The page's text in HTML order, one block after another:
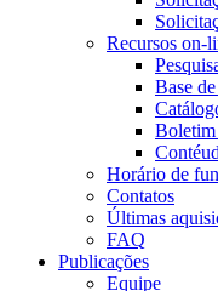
Recursos on-
Base
Horário de
Contatos
Últimas
FAQ
Publicações
Equipe